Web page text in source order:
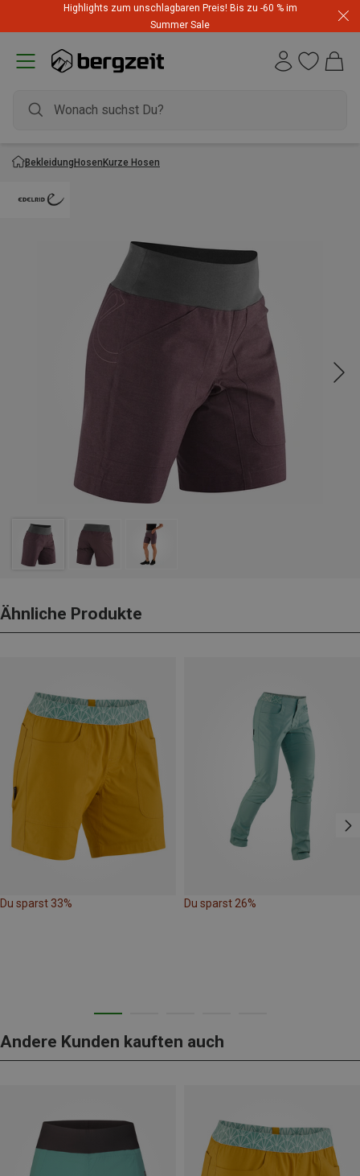
Highlights zum unschlagbaren Preis! Bis zu -60 % im
Summer Sale
BekleidungHosenKurze Hosen
Ähnliche Produkte
Du sparst 33% Du sparst 26%
Andere Kunden kauften auch